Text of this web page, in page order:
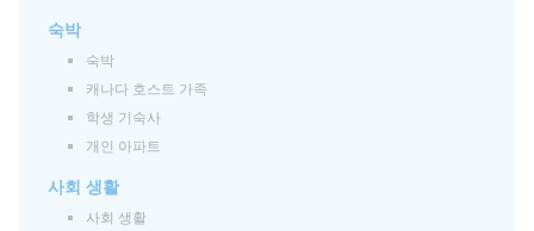
숙박
숙박
캐나다 호스트 가족
학생 기숙사
개인 아파트
사회 생활
사회 생활